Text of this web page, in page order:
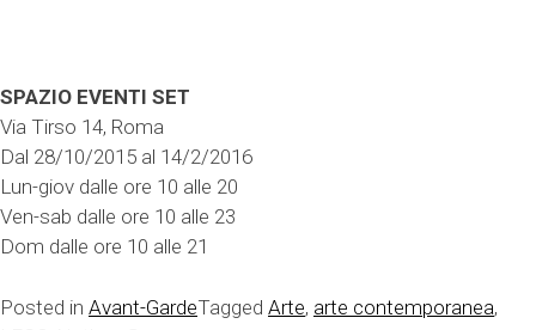
SPAZIO EVENTI SET
Via Tirso 14, Roma
Dal 28/10/2015 al 14/2/2016
Lun-giov dalle ore 10 alle 20
Ven-sab dalle ore 10 alle 23
Dom dalle ore 10 alle 21
Posted in Avant-GardeTagged Arte, arte contemporanea,